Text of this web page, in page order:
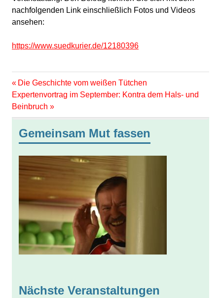
nachfolgenden Link einschließlich Fotos und Videos
ansehen:
https://www.suedkurier.de/12180396
Beitragsnavigation
Vorheriger
Beitrag:
Die Geschichte vom weißen Tütchen
Nächster
Beitrag:
Expertenvortrag im September: Kontra dem Hals- und
Beinbruch
Gemeinsam Mut fassen
Nächste Veranstaltungen